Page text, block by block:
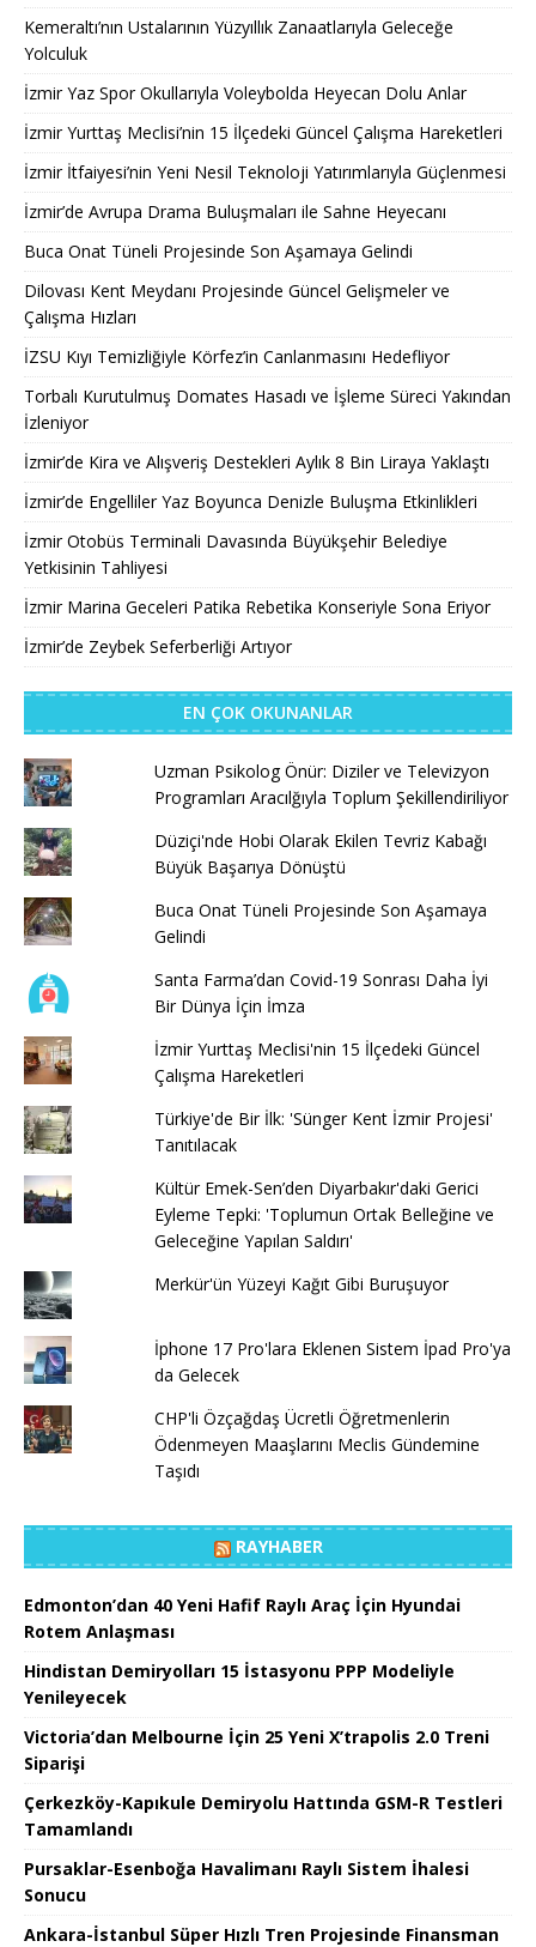
Kemeraltı’nın Ustalarının Yüzyıllık Zanaatlarıyla Geleceğe
Yolculuk
İzmir Yaz Spor Okullarıyla Voleybolda Heyecan Dolu Anlar
İzmir Yurttaş Meclisi’nin 15 İlçedeki Güncel Çalışma Hareketleri
İzmir İtfaiyesi’nin Yeni Nesil Teknoloji Yatırımlarıyla Güçlenmesi
İzmir’de Avrupa Drama Buluşmaları ile Sahne Heyecanı
Buca Onat Tüneli Projesinde Son Aşamaya Gelindi
Dilovası Kent Meydanı Projesinde Güncel Gelişmeler ve
Çalışma Hızları
İZSU Kıyı Temizliğiyle Körfez’in Canlanmasını Hedefliyor
Torbalı Kurutulmuş Domates Hasadı ve İşleme Süreci Yakından
İzleniyor
İzmir’de Kira ve Alışveriş Destekleri Aylık 8 Bin Liraya Yaklaştı
İzmir’de Engelliler Yaz Boyunca Denizle Buluşma Etkinlikleri
İzmir Otobüs Terminali Davasında Büyükşehir Belediye
Yetkisinin Tahliyesi
İzmir Marina Geceleri Patika Rebetika Konseriyle Sona Eriyor
İzmir’de Zeybek Seferberliği Artıyor
EN ÇOK OKUNANLAR
Uzman Psikolog Önür: Diziler ve Televizyon
Programları Aracılğıyla Toplum Şekillendiriliyor
Düziçi'nde Hobi Olarak Ekilen Tevriz Kabağı
Büyük Başarıya Dönüştü
Buca Onat Tüneli Projesinde Son Aşamaya
Gelindi
Santa Farma’dan Covid-19 Sonrası Daha İyi
Bir Dünya İçin İmza
İzmir Yurttaş Meclisi'nin 15 İlçedeki Güncel
Çalışma Hareketleri
Türkiye'de Bir İlk: 'Sünger Kent İzmir Projesi'
Tanıtılacak
Kültür Emek-Sen’den Diyarbakır'daki Gerici
Eyleme Tepki: 'Toplumun Ortak Belleğine ve
Geleceğine Yapılan Saldırı'
Merkür'ün Yüzeyi Kağıt Gibi Buruşuyor
İphone 17 Pro'lara Eklenen Sistem İpad Pro'ya
da Gelecek
CHP'li Özçağdaş Ücretli Öğretmenlerin
Ödenmeyen Maaşlarını Meclis Gündemine
Taşıdı
RAYHABER
Edmonton’dan 40 Yeni Hafif Raylı Araç İçin Hyundai
Rotem Anlaşması
Hindistan Demiryolları 15 İstasyonu PPP Modeliyle
Yenileyecek
Victoria’dan Melbourne İçin 25 Yeni X’trapolis 2.0 Treni
Siparişi
Çerkezköy-Kapıkule Demiryolu Hattında GSM-R Testleri
Tamamlandı
Pursaklar-Esenboğa Havalimanı Raylı Sistem İhalesi
Sonucu
Ankara-İstanbul Süper Hızlı Tren Projesinde Finansman